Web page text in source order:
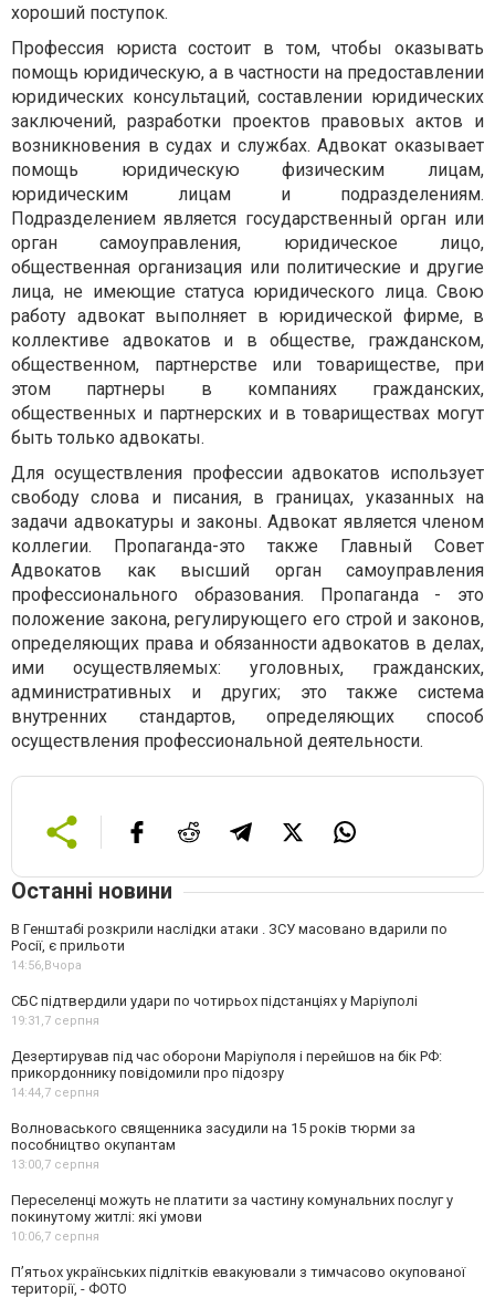
хороший поступок.
Профессия юриста состоит в том, чтобы оказывать
помощь юридическую, а в частности на предоставлении
юридических консультаций, составлении юридических
заключений, разработки проектов правовых актов и
возникновения в судах и службах. Адвокат оказывает
помощь юридическую физическим лицам,
юридическим лицам и подразделениям.
Подразделением является государственный орган или
орган самоуправления, юридическое лицо,
общественная организация или политические и другие
лица, не имеющие статуса юридического лица. Свою
работу адвокат выполняет в юридической фирме, в
коллективе адвокатов и в обществе, гражданском,
общественном, партнерстве или товариществе, при
этом партнеры в компаниях гражданских,
общественных и партнерских и в товариществах могут
быть только адвокаты.
Для осуществления профессии адвокатов использует
свободу слова и писания, в границах, указанных на
задачи адвокатуры и законы. Адвокат является членом
коллегии. Пропаганда-это также Главный Совет
Адвокатов как высший орган самоуправления
профессионального образования. Пропаганда - это
положение закона, регулирующего его строй и законов,
определяющих права и обязанности адвокатов в делах,
ими осуществляемых: уголовных, гражданских,
административных и других; это также система
внутренних стандартов, определяющих способ
осуществления профессиональной деятельности.
Останні новини
В Генштабі розкрили наслідки атаки . ЗСУ масовано вдарили по
Росії, є прильоти
14:56,Вчора
СБС підтвердили удари по чотирьох підстанціях у Маріуполі
19:31,7 серпня
Дезертирував під час оборони Маріуполя і перейшов на бік РФ:
прикордоннику повідомили про підозру
14:44,7 серпня
Волноваського священника засудили на 15 років тюрми за
пособництво окупантам
13:00,7 серпня
Переселенці можуть не платити за частину комунальних послуг у
покинутому житлі: які умови
10:06,7 серпня
П’ятьох українських підлітків евакуювали з тимчасово окупованої
території, - ФОТО